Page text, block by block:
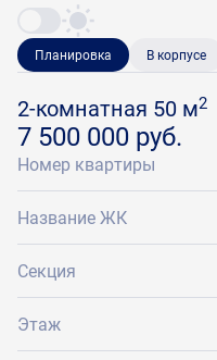
Планировка В корпусе
2-комнатная 50 м2
7 500 000 руб.
Номер квартиры
Название ЖК
Секция
Этаж